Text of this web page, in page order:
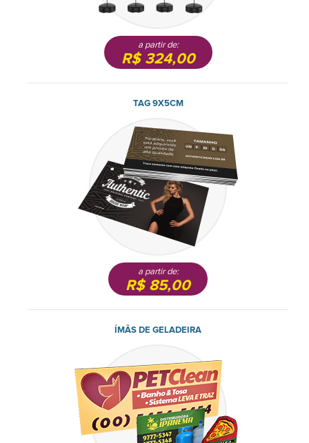
a partir de:
R$ 324,00
TAG 9X5CM
a partir de:
R$ 85,00
ÍMÃS DE GELADEIRA